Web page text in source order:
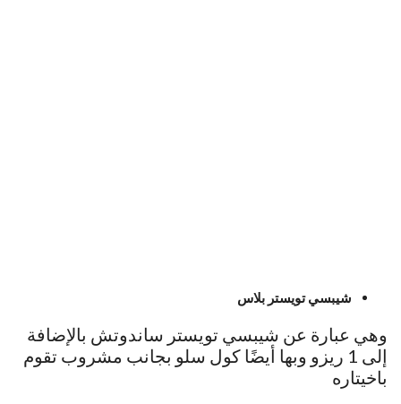
شيبسي تويستر بلاس
وهي عبارة عن شيبسي تويستر ساندوتش بالإضافة
إلى 1 ريزو وبها أيضًا كول سلو بجانب مشروب تقوم
باخيتاره